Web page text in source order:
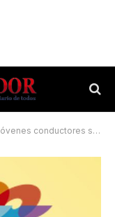
sin experiencia en larga distancia